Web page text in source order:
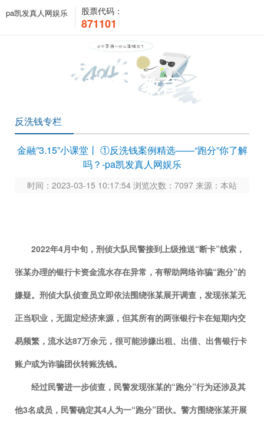
pa凯发真人网娱乐 股票代码：
871101
投资者教育
反洗钱专栏
金融”3.15”小课堂丨 ①反洗钱案例精选——“跑分”你了解
吗？-pa凯发真人网娱乐
时间：2023-03-15 10:17:54 浏览次数：7097 来源：本站
2022年4月中旬，刑侦大队民警接到上级推送“断卡”线索，
张某办理的银行卡资金流水存在异常，有帮助网络诈骗“跑分”的
嫌疑。 刑侦大队侦查员立即依法围绕张某展开调查，发现张某无
正当职业，无固定经济来源，但其所有的两张银行卡在短期内交
易频繁，流水达87万余元，很可能涉嫌出租、出借、出售银行卡
账户或为诈骗团伙转账洗钱。
经过民警进一步侦查，民警发现张某的“跑分”行为还涉及其
他3名成员，民警确定其4人为一“跑分”团伙。警方围绕张某开展